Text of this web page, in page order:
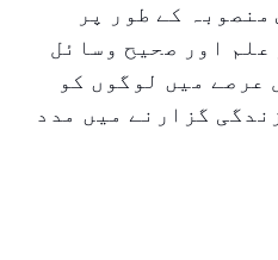
کے طور پر
اور صحیح وسائل
عرصے میں لوگوں کو
گزارنے میں مدد